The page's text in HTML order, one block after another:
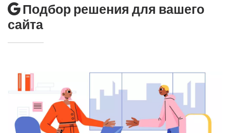
Подбор решения для вашего
сайта